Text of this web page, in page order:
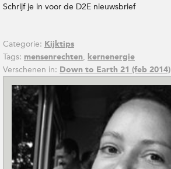
Schrijf je in voor de D2E nieuwsbrief
Categorie: Kijktips
Tags: mensenrechten, kernenergie
Verschenen in: Down to Earth 21 (feb 2014)